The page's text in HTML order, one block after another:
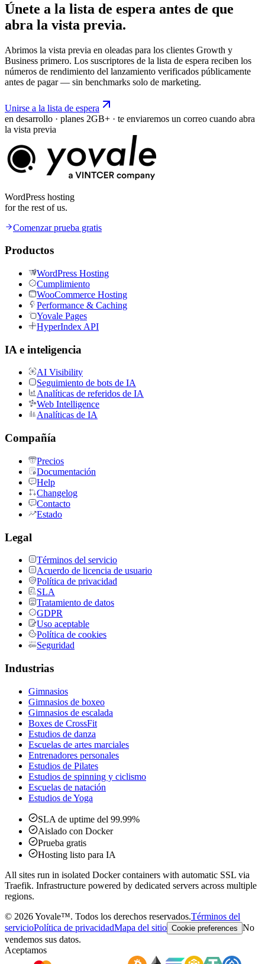
Únete a la lista de espera antes de que
abra la vista previa.
Abrimos la vista previa en oleadas para los clientes Growth y
Business primero. Los suscriptores de la lista de espera reciben los
números de rendimiento del lanzamiento verificados públicamente
antes de pagar — sin benchmarks solo de marketing.
Unirse a la lista de espera
en desarrollo · planes 2GB+ · te enviaremos un correo cuando abra
la vista previa
WordPress hosting
for the rest of us.
Comenzar prueba gratis
Productos
WordPress Hosting
Cumplimiento
WooCommerce Hosting
Performance & Caching
Yovale Pages
HyperIndex API
IA e inteligencia
AI Visibility
Seguimiento de bots de IA
Analíticas de referidos de IA
Web Intelligence
Analíticas de IA
Compañía
Precios
Documentación
Help
Changelog
Contacto
Estado
Legal
Términos del servicio
Acuerdo de licencia de usuario
Política de privacidad
SLA
Tratamiento de datos
GDPR
Uso aceptable
Política de cookies
Seguridad
Industrias
Gimnasios
Gimnasios de boxeo
Gimnasios de escalada
Boxes de CrossFit
Estudios de danza
Escuelas de artes marciales
Entrenadores personales
Estudios de Pilates
Estudios de spinning y ciclismo
Escuelas de natación
Estudios de Yoga
SLA de uptime del 99.99%
Aislado con Docker
Prueba gratis
Hosting listo para IA
All sites run in isolated Docker containers with automatic SSL via
Traefik. Infrastructure powered by dedicated servers across multiple
regions.
© 2026Yovale™. Todos los derechos reservados.Términos del
servicioPolítica de privacidadMapa del sitio Cookie preferences No
vendemos sus datos.
Aceptamos